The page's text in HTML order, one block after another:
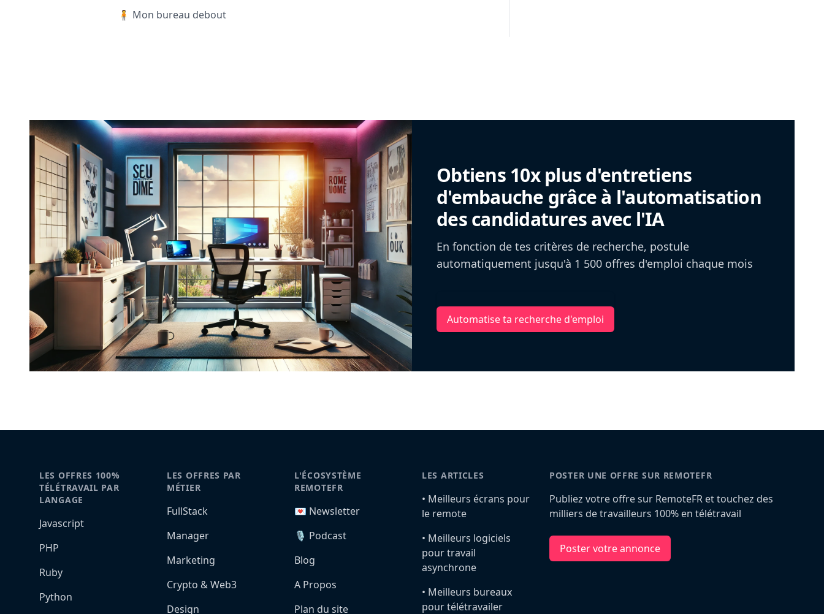
🧍 Mon bureau debout
Obtiens 10x plus d'entretiens
d'embauche grâce à l'automatisation
des candidatures avec l'IA
En fonction de tes critères de recherche, postule
automatiquement jusqu'à 1 500 offres d'emploi chaque mois
Automatise ta recherche d'emploi
LES OFFRES 100%
TÉLÉTRAVAIL PAR
LANGAGE
Javascript
PHP
Ruby
Python
LES OFFRES PAR
MÉTIER
FullStack
Manager
Marketing
Crypto & Web3
Design
L'ÉCOSYSTÈME
REMOTEFR
💌 Newsletter
🎙️ Podcast
Blog
A Propos
Plan du site
LES ARTICLES
•️ Meilleurs écrans pour
le remote
•️ Meilleurs logiciels
pour travail
asynchrone
•️ Meilleurs bureaux
pour télétravailer
POSTER UNE OFFRE SUR REMOTEFR
Publiez votre offre sur RemoteFR et touchez des
milliers de travailleurs 100% en télétravail
Poster votre annonce